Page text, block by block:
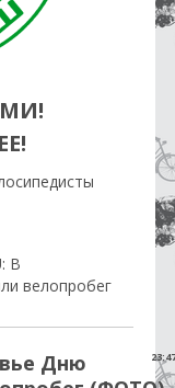
В
велопробег
23:47
Дню